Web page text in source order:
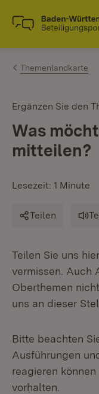
Zum Inhalt
Link zur Startseite
Themenlandkarte
Ergänzen Sie den
Was
mitteilen?
Lesezeit: 1 Minute
Teilen
Teilen Sie uns
vermissen. Auch
Oberthemen
uns an dieser
Bitte beachten
Ausführungen
reagieren
vorhalten.